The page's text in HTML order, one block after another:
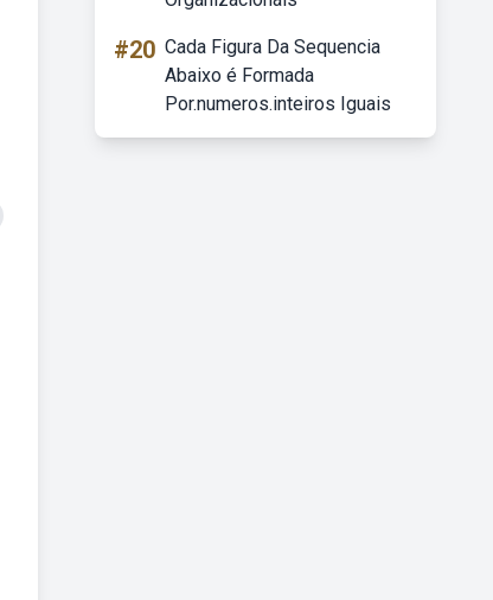
#20 Cada Figura Da Sequencia
Abaixo é Formada
Por.numeros.inteiros Iguais